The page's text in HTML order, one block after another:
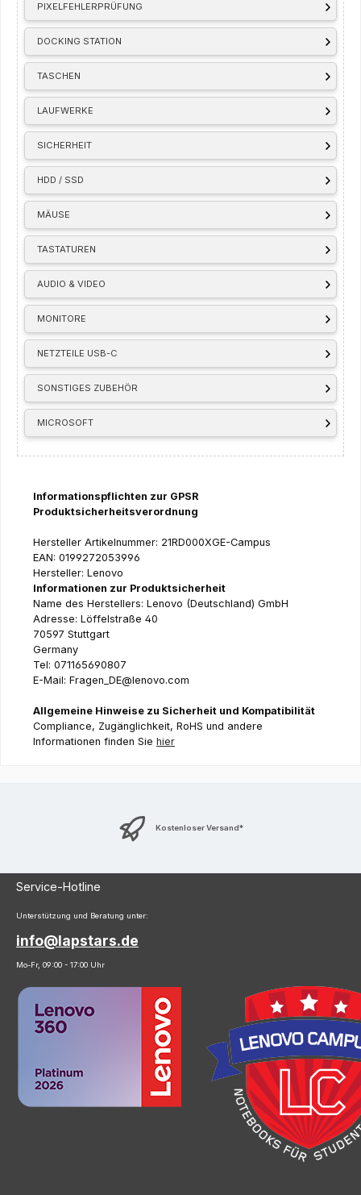
PIXELFEHLERPRÜFUNG
DOCKING STATION
TASCHEN
LAUFWERKE
SICHERHEIT
HDD / SSD
MÄUSE
TASTATUREN
AUDIO & VIDEO
MONITORE
NETZTEILE USB-C
SONSTIGES ZUBEHÖR
MICROSOFT
Informationspflichten zur GPSR
Produktsicherheitsverordnung
Hersteller Artikelnummer: 21RD000XGE-Campus
EAN: 0199272053996
Hersteller: Lenovo
Informationen zur Produktsicherheit
Name des Herstellers: Lenovo (Deutschland) GmbH
Adresse: Löffelstraße 40
70597 Stuttgart
Germany
Tel: 071165690807
E-Mail: Fragen_DE@lenovo.com
Allgemeine Hinweise zu Sicherheit und Kompatibilität
Compliance, Zugänglichkeit, RoHS und andere
Informationen finden Sie hier
Kostenloser Versand*
Service-Hotline
Unterstützung und Beratung unter:
info@lapstars.de
Mo-Fr, 09:00 - 17:00 Uhr